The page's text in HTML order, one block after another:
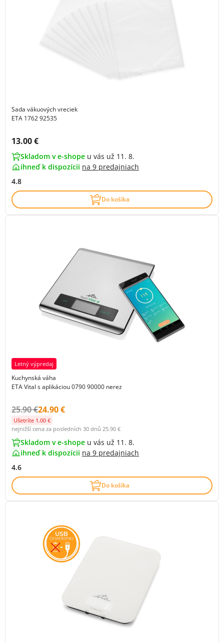
Sada vákuových vreciek
ETA 1762 92535
Cena s DPH:
13.00 €
Skladom v e-shope u vás už 11. 8.
ihneď k dispozícii na 9 predajniach
4.8
Do košíka
Letný výpredaj
Kuchynská váha
ETA Vital s aplikáciou 0790 90000 nerez
Původní cena s DPH:
25.90 €Cena s DPH:
24.90 €
Ušetríte 1.00 €
nejnižší cena za posledních 30 dnů 25.90 €
Skladom v e-shope u vás už 11. 8.
ihneď k dispozícii na 9 predajniach
4.6
Do košíka